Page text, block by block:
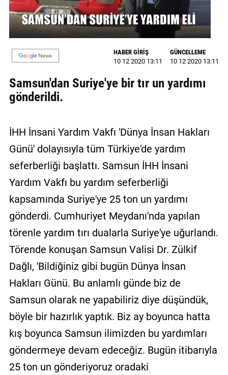
GALERİ
VİDEO
YAZARLAR
ULAŞIN
İletişim
Gizlilik
Sözleşmesi
Kullanıcı
Sözleşmesi
HABER GİRİŞ
10 12 2020 13:11
GÜNCELLEME
10 12 2020 13:11
Samsun'dan Suriye'ye bir tır un yardımı
gönderildi.
İHH İnsani Yardım Vakfı 'Dünya İnsan Hakları
Günü' dolayısıyla tüm Türkiye'de yardım
seferberliği başlattı. Samsun İHH İnsani
Yardım Vakfı bu yardım seferberliği
kapsamında Suriye'ye 25 ton un yardımı
gönderdi. Cumhuriyet Meydanı'nda yapılan
törenle yardım tırı dualarla Suriye'ye uğurlandı.
Törende konuşan Samsun Valisi Dr. Zülkif
Dağlı, 'Bildiğiniz gibi bugün Dünya İnsan
Hakları Günü. Bu anlamlı günde biz de
Samsun olarak ne yapabiliriz diye düşündük,
böyle bir hazırlık yaptık. Biz ay boyunca hatta
kış boyunca Samsun ilimizden bu yardımları
göndermeye devam edeceğiz. Bugün itibarıyla
25 ton un gönderiyoruz oradaki